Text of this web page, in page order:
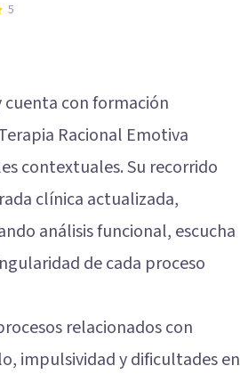
5
cuenta con formación
Racional Emotiva
contextuales. Su recorrido
clínica actualizada,
análisis funcional, escucha
de cada proceso
relacionados con
impulsividad y dificultades en